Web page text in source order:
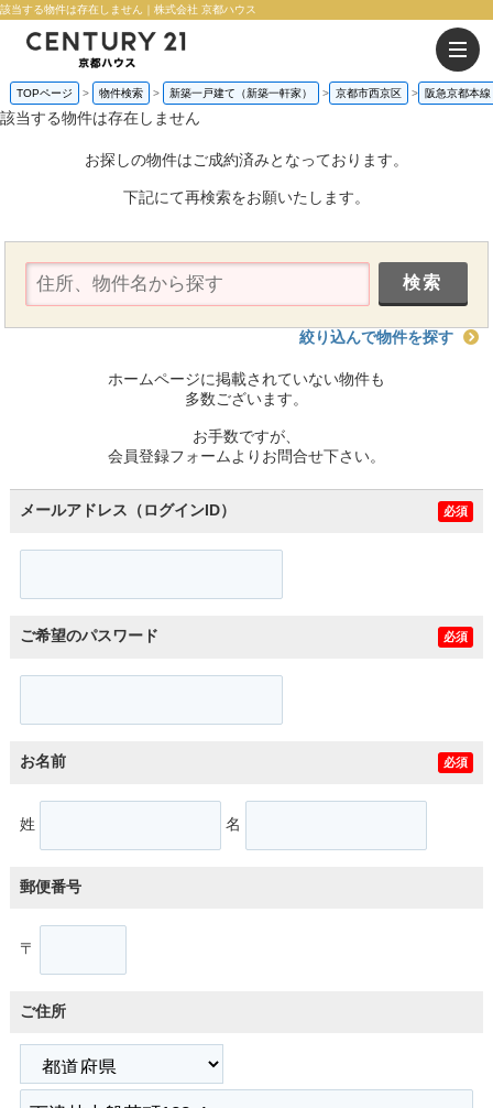
該当する物件は存在しません｜株式会社 京都ハウス
TOPページ 物件検索 新築一戸建て（新築一軒家） 京都市西京区 阪急京都本線
該当する物件は存在しません
お探しの物件はご成約済みとなっております。
下記にて再検索をお願いたします。
絞り込んで物件を探す
ホームページに掲載されていない物件も
多数ございます。
お手数ですが、
会員登録フォームよりお問合せ下さい。
メールアドレス（ログインID） 必須
ご希望のパスワード 必須
お名前 必須
姓 名
郵便番号
〒
ご住所